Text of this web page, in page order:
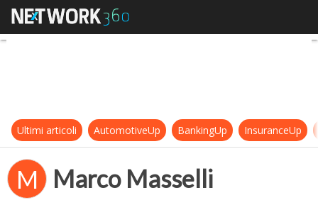
Marco Masselli
Ultimi articoli AutomotiveUp BankingUp InsuranceUp
M Marco Masselli